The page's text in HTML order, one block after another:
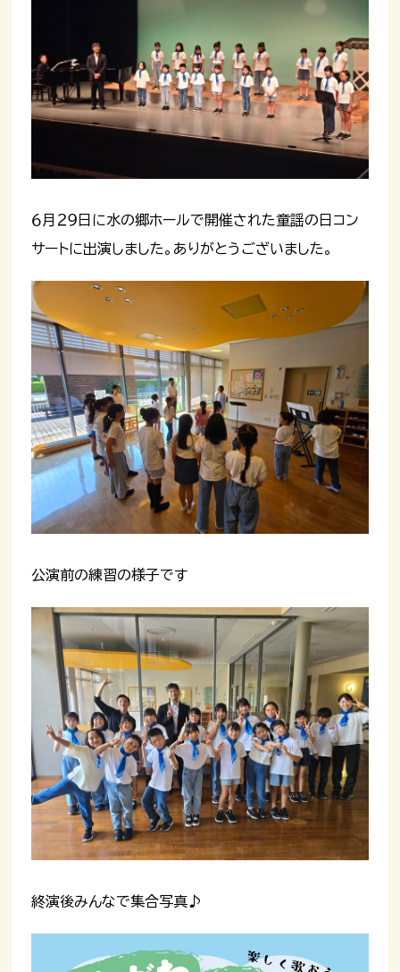
６月２９日に水の郷ホールで開催された童謡の日コン
サートに出演しました。ありがとうございました。
公演前の練習の様子です
終演後みんなで集合写真♪